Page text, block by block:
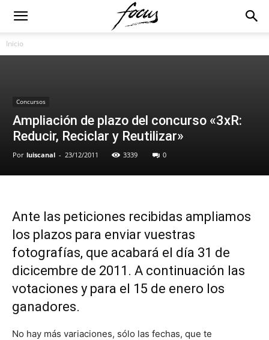
Inicio
Concursos
Ampliación de plazo del concurso «3xR:
Reducir, Reciclar y Reutilizar»
Por luiscanal - 23/12/2011 3339 0
Ante las peticiones recibidas ampliamos
los plazos para enviar vuestras
fotografías, que acabará el día 31 de
dicicembre de 2011. A continuación las
votaciones y para el 15 de enero los
ganadores.
No hay más variaciones, sólo las fechas, que te